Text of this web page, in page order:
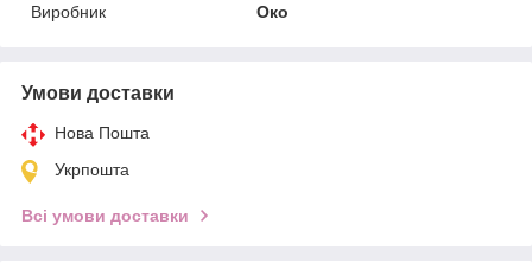
Виробник
Око
Умови доставки
Нова Пошта
Укрпошта
Всі умови доставки